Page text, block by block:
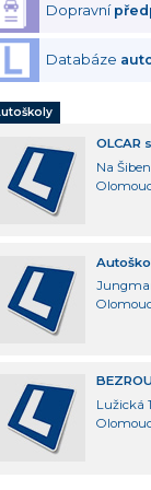
Dopravní
Databáze
OLCAR
Na
Lužická